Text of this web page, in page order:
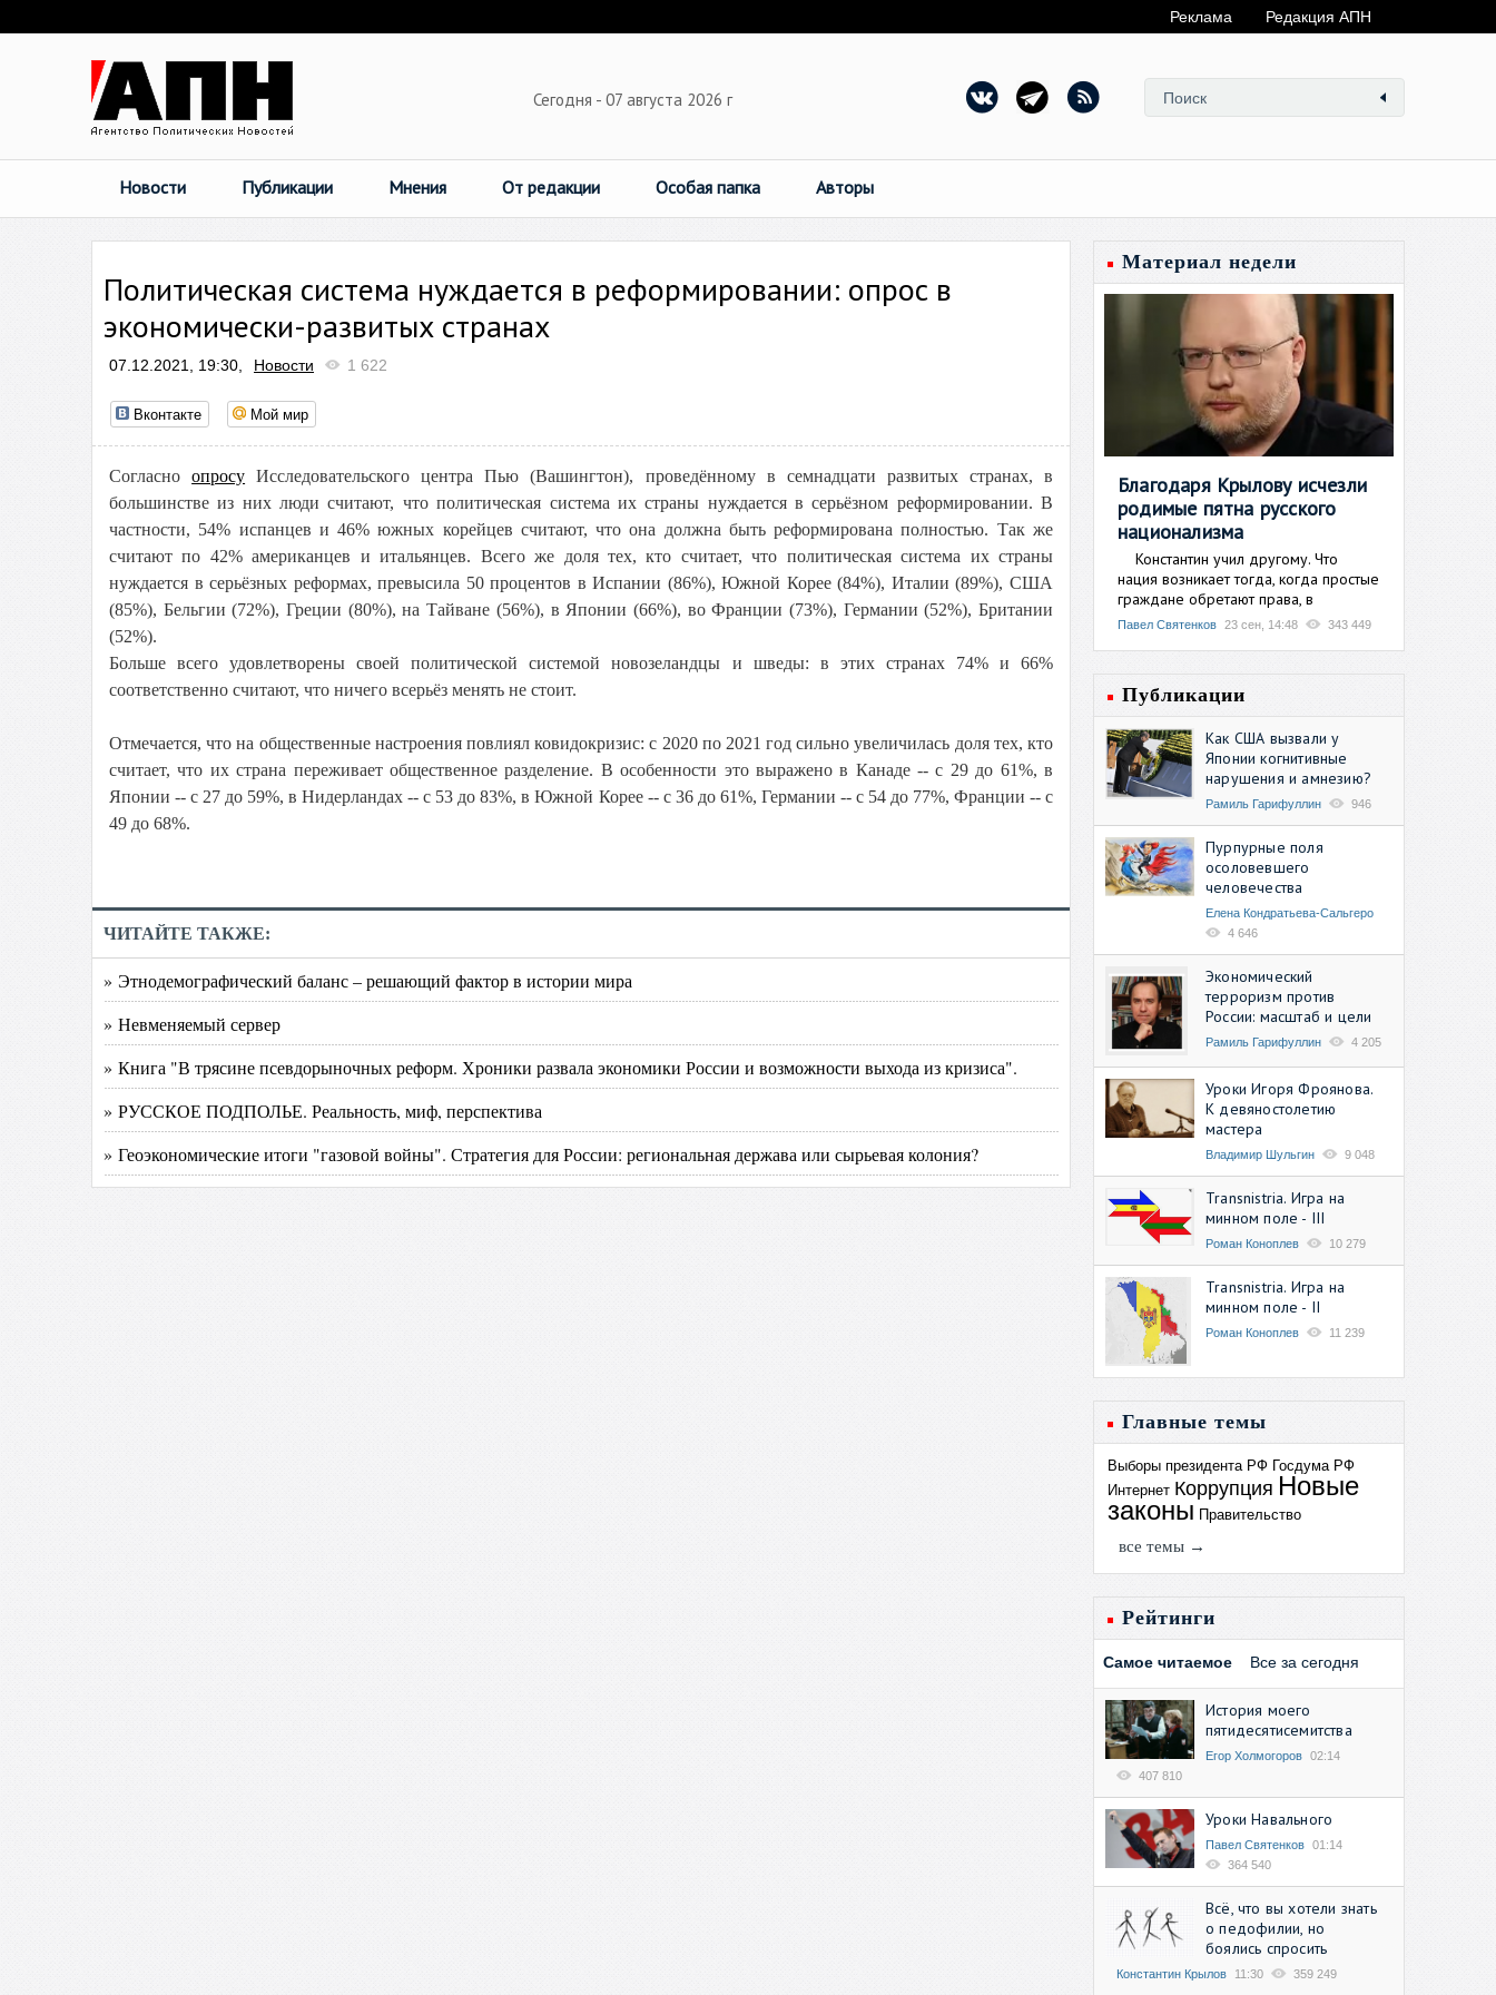
Реклама Редакция АПН
Сегодня - 07 августа 2026 г
Новости Публикации Мнения От редакции Особая папка Авторы
Политическая система нуждается в реформировании: опрос в
экономически-развитых странах
07.12.2021, 19:30, Новости 1 622
Вконтакте Мой мир
Согласноопросу Исследовательского центра Пью (Вашингтон), проведённому в семнадцати развитых странах, в
большинстве из них люди считают, что политическая система их страны нуждается в серьёзном реформировании. В
частности, 54% испанцев и 46% южных корейцев считают, что она должна быть реформирована полностью. Так же
считают по 42% американцев и итальянцев. Всего же доля тех, кто считает, что политическая система их страны
нуждается в серьёзных реформах, превысила 50 процентов в Испании (86%), Южной Корее (84%), Италии (89%), США
(85%), Бельгии (72%), Греции (80%), на Тайване (56%), в Японии (66%), во Франции (73%), Германии (52%), Британии
(52%).
Больше всего удовлетворены своей политической системой новозеландцы и шведы: в этих странах 74% и 66%
соответственно считают, что ничего всерьёз менять не стоит.
Отмечается, что на общественные настроения повлиял ковидокризис: с 2020 по 2021 год сильно увеличилась доля тех, кто
считает, что их страна переживает общественное разделение. В особенности это выражено в Канаде -- с 29 до 61%, в
Японии -- с 27 до 59%, в Нидерландах -- с 53 до 83%, в Южной Корее -- с 36 до 61%, Германии -- с 54 до 77%, Франции -- с
49 до 68%.
ЧИТАЙТЕ ТАКЖЕ:
» Этнодемографический баланс – решающий фактор в истории мира
» Невменяемый сервер
» Книга "В трясине псевдорыночных реформ. Хроники развала экономики России и возможности выхода из кризиса".
» РУССКОЕ ПОДПОЛЬЕ. Реальность, миф, перспектива
» Геоэкономические итоги "газовой войны". Стратегия для России: региональная держава или сырьевая колония?
Материал недели
Благодаря Крылову исчезли
родимые пятна русского
национализма
Константин учил другому. Что
нация возникает тогда, когда простые
граждане обретают права, в
Павел Святенков 23 сен, 14:48 343 449
Публикации
Как США вызвали у
Японии когнитивные
нарушения и амнезию?
Рамиль Гарифуллин 946
Пурпурные поля
осоловевшего
человечества
Елена Кондратьева-Сальгеро
4 646
Экономический
терроризм против
России: масштаб и цели
Рамиль Гарифуллин 4 205
Уроки Игоря Фроянова.
К девяностолетию
мастера
Владимир Шульгин 9 048
Transnistria. Игра на
минном поле - III
Роман Коноплев 10 279
Transnistria. Игра на
минном поле - II
Роман Коноплев 11 239
Главные темы
Выборы президента РФ Госдума РФ
Интернет Коррупция Новые
законы Правительство
все темы →
Рейтинги
Самое читаемое Все за сегодня
История моего
пятидесятисемитства
Егор Холмогоров 02:14
407 810
Уроки Навального
Павел Святенков 01:14
364 540
Всё, что вы хотели знать
о педофилии, но
боялись спросить
Константин Крылов 11:30 359 249